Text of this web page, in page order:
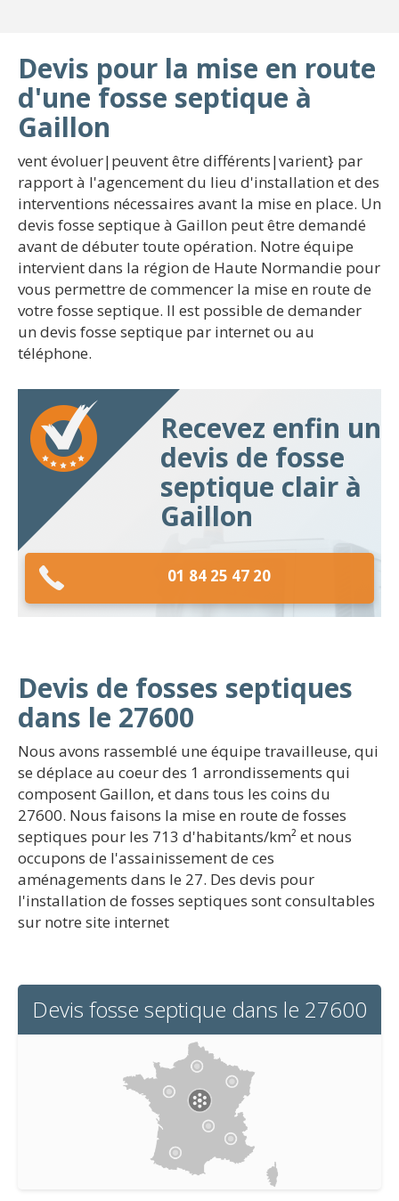
Devis pour la mise en route
d'une fosse septique à
Gaillon
vent évoluer|peuvent être différents|varient} par
rapport à l'agencement du lieu d'installation et des
interventions nécessaires avant la mise en place. Un
devis fosse septique à Gaillon peut être demandé
avant de débuter toute opération. Notre équipe
intervient dans la région de Haute Normandie pour
vous permettre de commencer la mise en route de
votre fosse septique. Il est possible de demander
un devis fosse septique par internet ou au
téléphone.
Recevez enfin un
devis de fosse
septique clair à
Gaillon
01 84 25 47 20
Devis de fosses septiques
dans le 27600
Nous avons rassemblé une équipe travailleuse, qui
se déplace au coeur des 1 arrondissements qui
composent Gaillon, et dans tous les coins du
27600. Nous faisons la mise en route de fosses
septiques pour les 713 d'habitants/km² et nous
occupons de l'assainissement de ces
aménagements dans le 27. Des devis pour
l'installation de fosses septiques sont consultables
sur notre site internet
Devis fosse septique dans le 27600